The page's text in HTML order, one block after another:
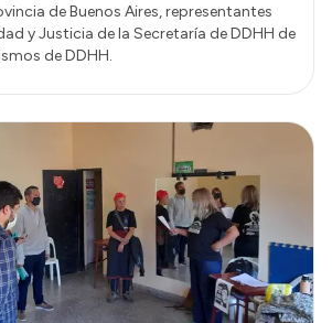
de Buenos Aires, representantes
y Justicia de la Secretaría de DDHH de
de DDHH.